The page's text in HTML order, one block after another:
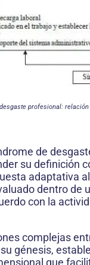
desgaste profesional:
de
su definición
adaptativa
dentro de
con la
complejas
génesis,